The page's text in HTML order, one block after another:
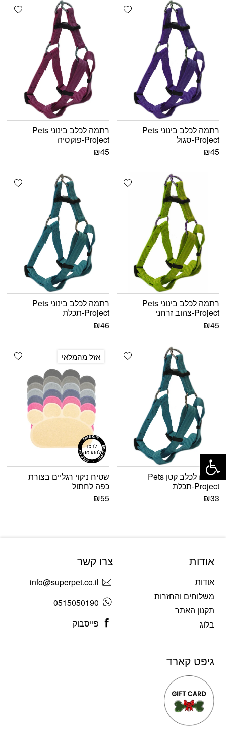
Add wishlist
רתמה לכלב בינוני Pets
Project-סגול
₪45
רתמה לכלב בינוני Pets
Project-פוקסיה
₪45
Add wishlist
רתמה לכלב בינוני Pets
Project-צהוב זרחני
₪45
רתמה לכלב בינוני Pets
Project-תכלת
₪46
Add wishlist
רתמה לכלב קטן Pets
Project-תכלת
₪33
אזל מהמלאי
שטיח ניקוי רגליים בצורת
כפה לחתול
₪55
אודות
אודות
משלוחים והחזרות
תקנון האתר
בלוג
צרו קשר
info@superpet.co.il
0515050190
פייסבוק
גיפט קארד
פתח סרגל נגישות